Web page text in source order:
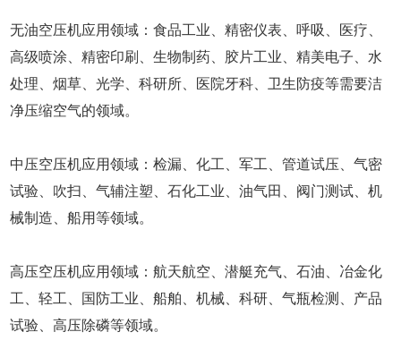
无油空压机应用领域：食品工业、精密仪表、呼吸、医疗、
高级喷涂、精密印刷、生物制药、胶片工业、精美电子、水
处理、烟草、光学、科研所、医院牙科、卫生防疫等需要洁
净压缩空气的领域。
中压空压机应用领域：检漏、化工、军工、管道试压、气密
试验、吹扫、气辅注塑、石化工业、油气田、阀门测试、机
械制造、船用等领域。
高压空压机应用领域：航天航空、潜艇充气、石油、冶金化
工、轻工、国防工业、船舶、机械、科研、气瓶检测、产品
试验、高压除磷等领域。